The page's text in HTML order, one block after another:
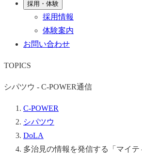
採用・体験
採用情報
体験案内
お問い合わせ
TOPICS
シパツウ - C-POWER通信
C-POWER
シパツウ
DoLA
多治見の情報を発信する「マイ